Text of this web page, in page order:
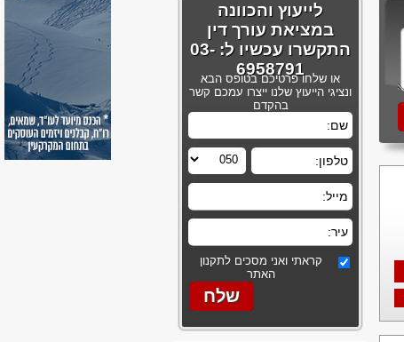
לייעוץ והכוונה
במציאת עורך דין
התקשרו עכשיו ל: 03-
6958791
או שלחו פרטיכם בטופס הבא
ונציגי הייעוץ שלנו ייצרו עמכם קשר
בהקדם
קראתי ואני מסכים לתקנון
האתר